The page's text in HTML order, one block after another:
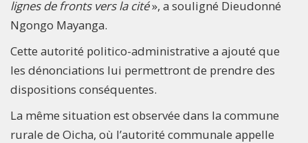
lignes de fronts vers la cité», a souligné Dieudonné
Ngongo Mayanga.
Cette autorité politico-administrative a ajouté que
les dénonciations lui permettront de prendre des
dispositions conséquentes.
La même situation est observée dans la commune
rurale de Oicha, où l’autorité communale appelle